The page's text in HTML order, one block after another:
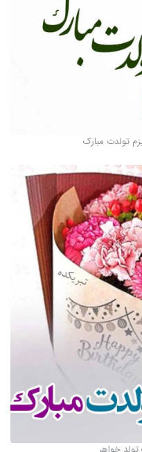
تولدت مبارک